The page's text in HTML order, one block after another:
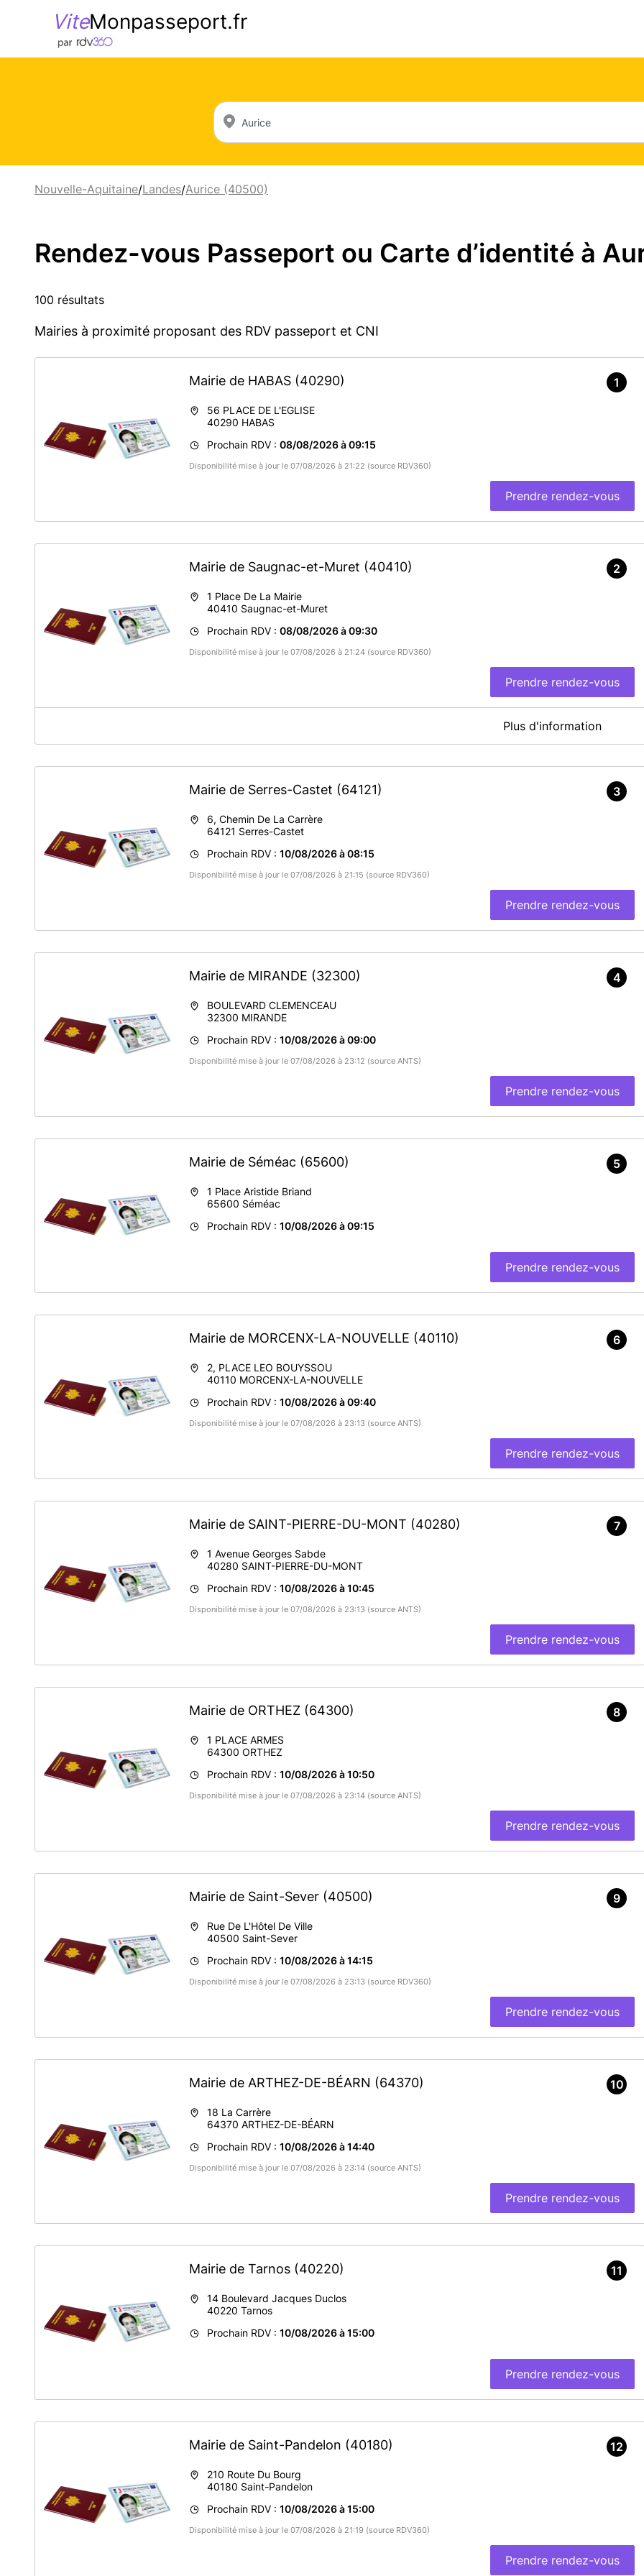
ViteMonpasseport.fr
Nouvelle-Aquitaine/Landes/Aurice (40500)
Rendez-vous Passeport ou Carte d’identité à
100 résultats
Mairies à proximité proposant des RDV passeport et CNI
Mairie de HABAS (40290)
56 PLACE DE L'EGLISE
40290 HABAS
Prochain RDV : 08/08/2026 à 09:15
Disponibilité mise à jour le 07/08/2026 à 21:22 (source RDV360)
Prendre rendez-vous
1
Mairie de Saugnac-et-Muret (40410)
1 Place De La Mairie
40410 Saugnac-et-Muret
Prochain RDV : 08/08/2026 à 09:30
Disponibilité mise à jour le 07/08/2026 à 21:24 (source RDV360)
Prendre rendez-vous
2
En savoir plus
Plus d'information
Mairie de Serres-Castet (64121)
6, Chemin De La Carrère
64121 Serres-Castet
Prochain RDV : 10/08/2026 à 08:15
Disponibilité mise à jour le 07/08/2026 à 21:15 (source RDV360)
Prendre rendez-vous
3
Mairie de MIRANDE (32300)
BOULEVARD CLEMENCEAU
32300 MIRANDE
Prochain RDV : 10/08/2026 à 09:00
Disponibilité mise à jour le 07/08/2026 à 23:12 (source ANTS)
Prendre rendez-vous
4
Mairie de Séméac (65600)
1 Place Aristide Briand
65600 Séméac
Prochain RDV : 10/08/2026 à 09:15
Prendre rendez-vous
5
Mairie de MORCENX-LA-NOUVELLE (40110)
2, PLACE LEO BOUYSSOU
40110 MORCENX-LA-NOUVELLE
Prochain RDV : 10/08/2026 à 09:40
Disponibilité mise à jour le 07/08/2026 à 23:13 (source ANTS)
Prendre rendez-vous
6
Mairie de SAINT-PIERRE-DU-MONT (40280)
1 Avenue Georges Sabde
40280 SAINT-PIERRE-DU-MONT
Prochain RDV : 10/08/2026 à 10:45
Disponibilité mise à jour le 07/08/2026 à 23:13 (source ANTS)
Prendre rendez-vous
7
Mairie de ORTHEZ (64300)
1 PLACE ARMES
64300 ORTHEZ
Prochain RDV : 10/08/2026 à 10:50
Disponibilité mise à jour le 07/08/2026 à 23:14 (source ANTS)
Prendre rendez-vous
8
Mairie de Saint-Sever (40500)
Rue De L'Hôtel De Ville
40500 Saint-Sever
Prochain RDV : 10/08/2026 à 14:15
Disponibilité mise à jour le 07/08/2026 à 23:13 (source RDV360)
Prendre rendez-vous
9
Mairie de ARTHEZ-DE-BÉARN (64370)
18 La Carrère
64370 ARTHEZ-DE-BÉARN
Prochain RDV : 10/08/2026 à 14:40
Disponibilité mise à jour le 07/08/2026 à 23:14 (source ANTS)
Prendre rendez-vous
10
Mairie de Tarnos (40220)
14 Boulevard Jacques Duclos
40220 Tarnos
Prochain RDV : 10/08/2026 à 15:00
Prendre rendez-vous
11
Mairie de Saint-Pandelon (40180)
210 Route Du Bourg
40180 Saint-Pandelon
Prochain RDV : 10/08/2026 à 15:00
Disponibilité mise à jour le 07/08/2026 à 21:19 (source RDV360)
Prendre rendez-vous
12